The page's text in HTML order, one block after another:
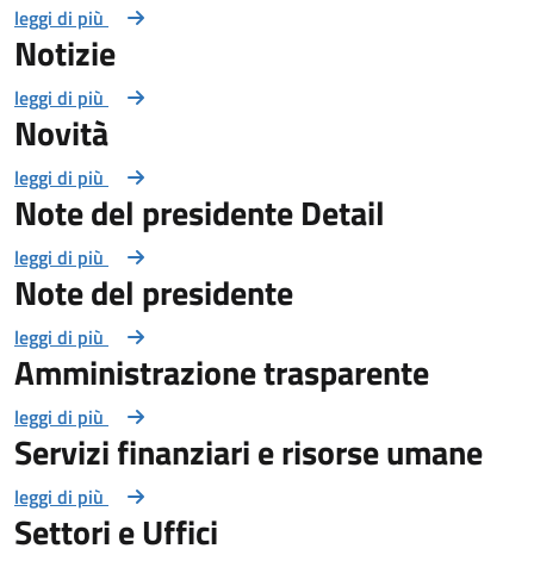
leggi di più
Notizie
leggi di più
Novità
leggi di più
Note del presidente Detail
leggi di più
Note del presidente
leggi di più
Amministrazione trasparente
leggi di più
Servizi finanziari e risorse umane
leggi di più
Settori e Uffici